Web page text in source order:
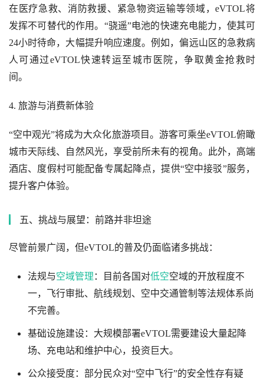
在医疗急救、消防救援、紧急物资运输等领域，eVTOL将
发挥不可替代的作用。“骁遥”电池的快速充电能力，使其可
24小时待命，大幅提升响应速度。例如，偏远山区的急救病
人可通过eVTOL快速转运至城市医院，争取黄金抢救时
间。
4. 旅游与消费新体验
“空中观光”将成为大众化旅游项目。游客可乘坐eVTOL俯瞰
城市天际线、自然风光，享受前所未有的视角。此外，高端
酒店、度假村可能配备专属起降点，提供“空中接驳”服务，
提升客户体验。
五、挑战与展望：前路并非坦途
尽管前景广阔，但eVTOL的普及仍面临诸多挑战：
法规与空域管理 ：目前各国对低空空域的开放程度不
一，飞行审批、航线规划、空中交通管制等法规体系尚
不完善。
基础设施建设：大规模部署eVTOL需要建设大量起降
场、充电站和维护中心，投资巨大。
公众接受度：部分民众对“空中飞行”的安全性存有疑